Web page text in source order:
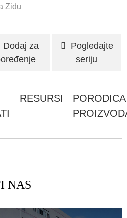
Zidu
Dodaj za
Pogledajte
seriju
RESURSI
PORODICA
NAS